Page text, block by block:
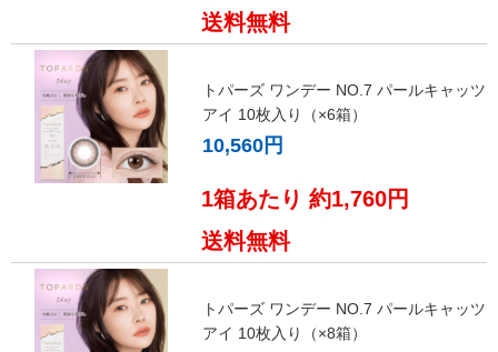
送料無料
トパーズ ワンデー NO.7 パールキャッツ
アイ 10枚入り（×6箱）
10,560円
1箱あたり 約1,760円
送料無料
トパーズ ワンデー NO.7 パールキャッツ
アイ 10枚入り（×8箱）